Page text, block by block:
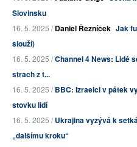
Slovinsku
16. 5. 2025 /Daniel Řezníček Jak
slouží)
16. 5. 2025 /Channel 4 News: Lidé
strach z t...
16. 5. 2025 /BBC: Izraelci v pátek
stovku lidí
16. 5. 2025 /Ukrajina vyzývá k
„dalšímu kroku“